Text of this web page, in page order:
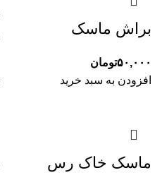
براش ماسک
۵۰,۰۰۰تومان
افزودن به سبد خرید
ماسک خاک رس